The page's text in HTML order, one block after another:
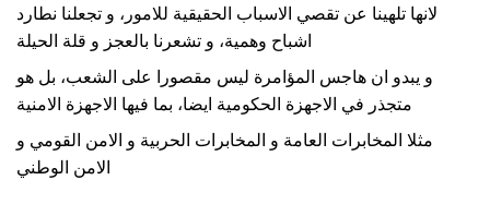
لانها تلهينا عن تقصي الاسباب الحقيقية للامور، و تجعلنا نطارد
اشباح وهمية، و تشعرنا بالعجز و قلة الحيلة
و يبدو ان هاجس المؤامرة ليس مقصورا على الشعب، بل هو
متجذر في الاجهزة الحكومية ايضا، بما فيها الاجهزة الامنية
مثلا المخابرات العامة و المخابرات الحربية و الامن القومي و
الامن الوطني